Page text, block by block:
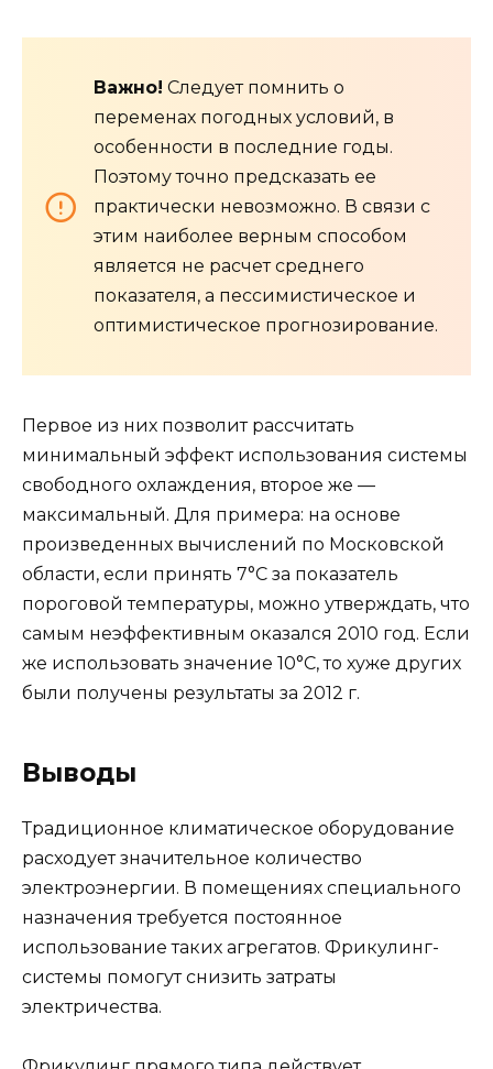
Важно! Следует помнить о
переменах погодных условий, в
особенности в последние годы.
Поэтому точно предсказать ее
практически невозможно. В связи с
этим наиболее верным способом
является не расчет среднего
показателя, а пессимистическое и
оптимистическое прогнозирование.
Первое из них позволит рассчитать
минимальный эффект использования системы
свободного охлаждения, второе же —
максимальный. Для примера: на основе
произведенных вычислений по Московской
области, если принять 7°С за показатель
пороговой температуры, можно утверждать, что
самым неэффективным оказался 2010 год. Если
же использовать значение 10°С, то хуже других
были получены результаты за 2012 г.
Выводы
Традиционное климатическое оборудование
расходует значительное количество
электроэнергии. В помещениях специального
назначения требуется постоянное
использование таких агрегатов. Фрикулинг-
системы помогут снизить затраты
электричества.